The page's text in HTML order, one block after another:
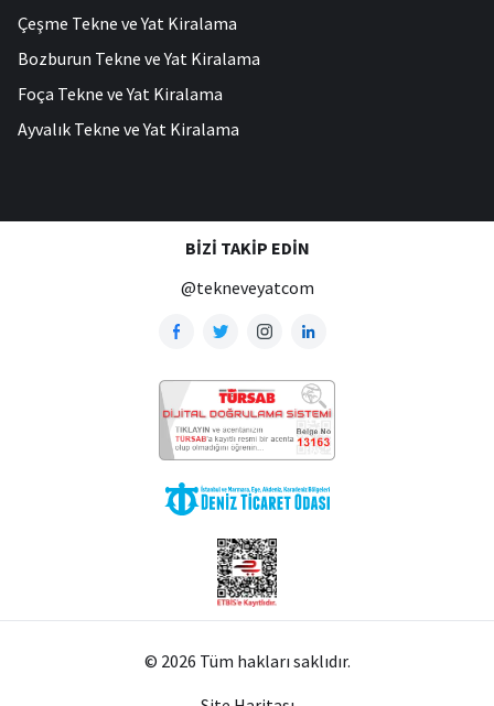
Çeşme Tekne ve Yat Kiralama
Bozburun Tekne ve Yat Kiralama
Foça Tekne ve Yat Kiralama
Ayvalık Tekne ve Yat Kiralama
BIZI TAKIP EDIN
@tekneveyatcom
© 2026 Tüm hakları saklıdır.